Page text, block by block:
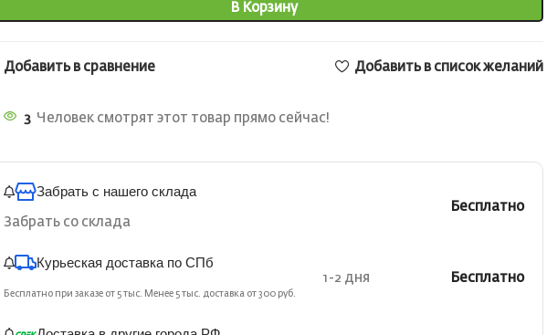
В Корзину
Добавить в сравнение Добавить в список желаний
3 Человек смотрят этот товар прямо сейчас!
Забрать с нашего склада
Забрать со склада
Бесплатно
Курьеская доставка по СПб
Бесплатно при заказе от 5 тыс. Менее 5 тыс. доставка от 300 руб.
1-2 дня Бесплатно